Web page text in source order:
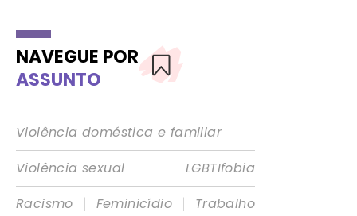
NAVEGUE POR
ASSUNTO
Violência doméstica e familiar
Violência sexual
|
LGBTIfobia
Racismo
| Feminicídio |
Trabalho